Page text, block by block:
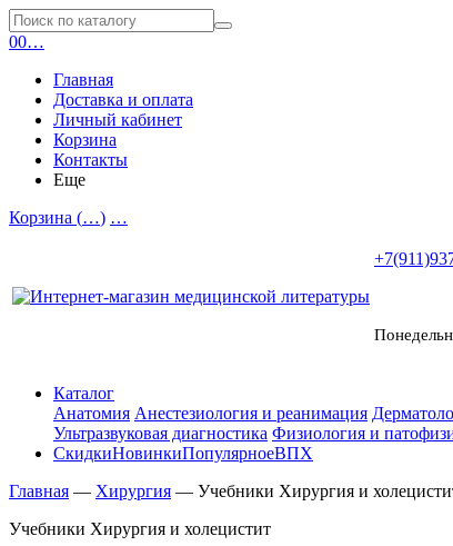
00…
Главная
Доставка и оплата
Личный кабинет
Корзина
Контакты
Еще
Корзина (…) …
Каталог
Анатомия Анестезиология и реанимация
Ультразвуковая диагностика Физиология и
СкидкиНовинкиПопулярноеВПХ
Главная — Хирургия — Учебники Хирургия и
Учебники Хирургия и холецистит